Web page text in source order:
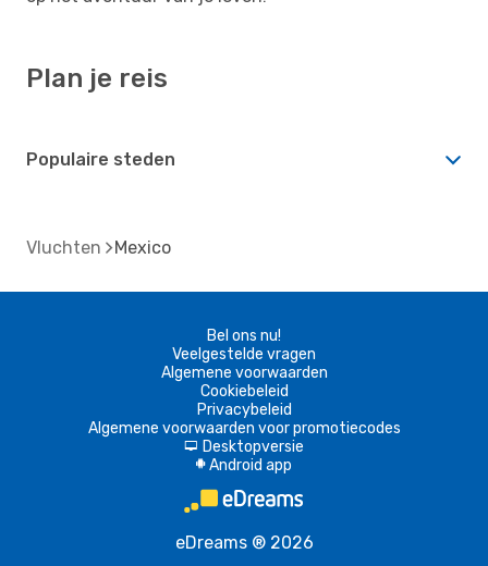
Plan je reis
Populaire steden
Vluchten Mexico
Bel ons nu!
Veelgestelde vragen
Algemene voorwaarden
Cookiebeleid
Privacybeleid
Algemene voorwaarden voor promotiecodes
d Desktopversie
A Android app
eDreams ® 2026